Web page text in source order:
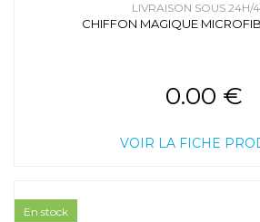
LIVRAISON SOUS 24H/
CHIFFON MAGIQUE
0.00 €
VOIR LA FICHE
En stock